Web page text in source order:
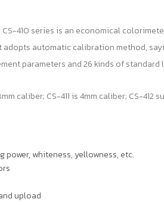
410 series is an economical
automatic calibration method,
parameters and 26 kinds of standard
caliber; CS-411 is 4mm caliber; CS-412
whiteness, yellowness, etc.
upload